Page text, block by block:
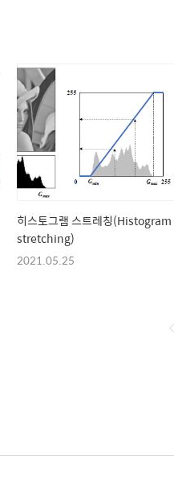
히스토그램 스트레칭(Histogram
stretching)
2021.05.25